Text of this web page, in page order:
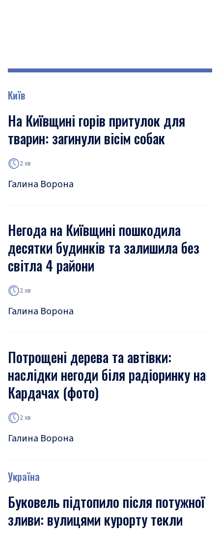
Київ
На Київщині горів притулок для
тварин: загинули вісім собак
2 хв
Галина Ворона
Негода на Київщині пошкодила
десятки будинків та залишила без
світла 4 райони
2 хв
Галина Ворона
Потрощені дерева та автівки:
наслідки негоди біля радіоринку на
Кардачах (фото)
2 хв
Галина Ворона
Україна
Буковель підтопило після потужної
зливи: вулицями курорту текли